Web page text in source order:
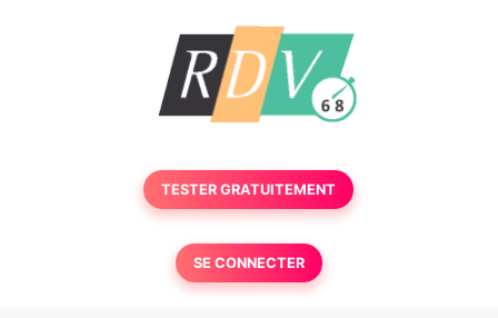
TESTER GRATUITEMENT
SE CONNECTER